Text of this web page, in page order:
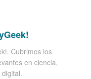
Cubrimos los
en ciencia,